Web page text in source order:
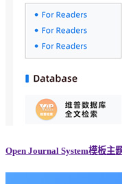
Open Journal System模板主